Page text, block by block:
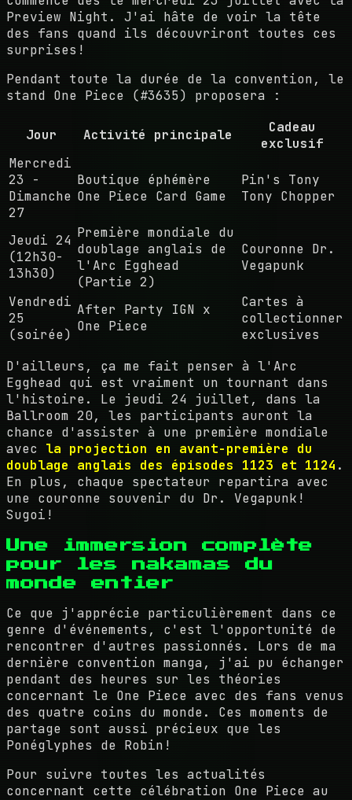
Preview Night. J'ai hâte de voir la tête
des fans quand ils découvriront toutes ces
surprises!
Pendant toute la durée de la convention, le
stand One Piece (#3635) proposera :
Jour Activité principale
Cadeau
exclusif
Mercredi
23 -
Dimanche
27
Boutique éphémère
One Piece Card Game
Pin's Tony
Tony Chopper
Jeudi 24
(12h30-
13h30)
Première mondiale du
doublage anglais de
l'Arc Egghead
(Partie 2)
Couronne Dr.
Vegapunk
Vendredi
25
(soirée)
After Party IGN x
One Piece
Cartes à
collectionner
exclusives
D'ailleurs, ça me fait penser à l'Arc
Egghead qui est vraiment un tournant dans
l'histoire. Le jeudi 24 juillet, dans la
Ballroom 20, les participants auront la
chance d'assister à une première mondiale
avec la projection en avant-première du
doublage anglais des épisodes 1123 et 1124 .
En plus, chaque spectateur repartira avec
une couronne souvenir du Dr. Vegapunk!
Sugoi!
Une immersion complète
pour les nakamas du
monde entier
Ce que j'apprécie particulièrement dans ce
genre d'événements, c'est l'opportunité de
rencontrer d'autres passionnés. Lors de ma
dernière convention manga, j'ai pu échanger
pendant des heures sur les théories
concernant le One Piece avec des fans venus
des quatre coins du monde. Ces moments de
partage sont aussi précieux que les
Ponéglyphes de Robin!
Pour suivre toutes les actualités
concernant cette célébration One Piece au